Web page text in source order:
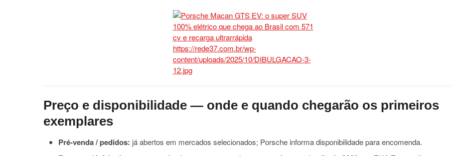
Preço e disponibilidade — onde e quando chegarão os primeiros
exemplares
Pré-venda / pedidos: já abertos em mercados selecionados; Porsche informa disponibilidade para encomenda.